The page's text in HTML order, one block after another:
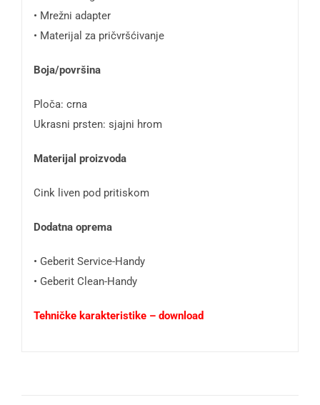
• Mrežni adapter
• Materijal za pričvršćivanje
Boja/površina
Ploča: crna
Ukrasni prsten: sjajni hrom
Materijal proizvoda
Cink liven pod pritiskom
Dodatna oprema
• Geberit Service-Handy
• Geberit Clean-Handy
Tehničke karakteristike – download